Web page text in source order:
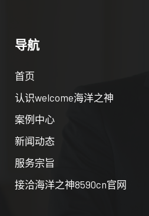
导航
首页
认识welcome海洋之神
案例中心
新闻动态
服务宗旨
接洽海洋之神8590cn官网